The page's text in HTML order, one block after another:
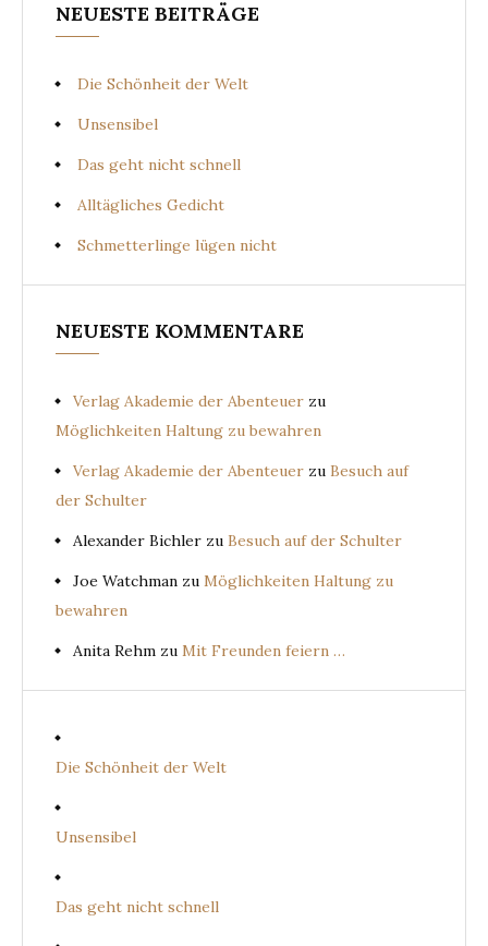
NEUESTE BEITRÄGE
Die Schönheit der Welt
Unsensibel
Das geht nicht schnell
Alltägliches Gedicht
Schmetterlinge lügen nicht
NEUESTE KOMMENTARE
Verlag Akademie der Abenteuer zu
Möglichkeiten Haltung zu bewahren
Verlag Akademie der Abenteuer zu Besuch auf
der Schulter
Alexander Bichler zu Besuch auf der Schulter
Joe Watchman zu Möglichkeiten Haltung zu
bewahren
Anita Rehm zu Mit Freunden feiern …
Die Schönheit der Welt
Unsensibel
Das geht nicht schnell